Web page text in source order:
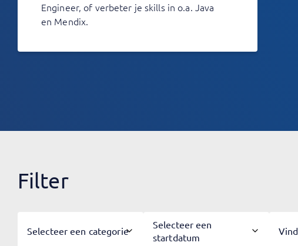
Engineer, of verbeter je skills in o.a. Java
en Mendix.
Filter
Selecteer een categorie
Selecteer een
startdatum